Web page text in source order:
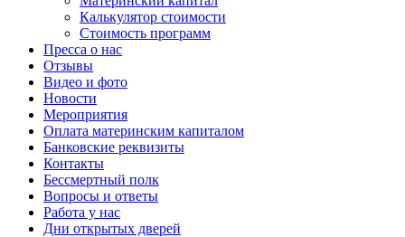
Калькулятор стоимости
Стоимость программ
Пресса о нас
Отзывы
Видео и фото
Новости
Мероприятия
Оплата материнским капиталом
Банковские реквизиты
Контакты
Бессмертный полк
Вопросы и ответы
Работа у нас
Дни открытых дверей